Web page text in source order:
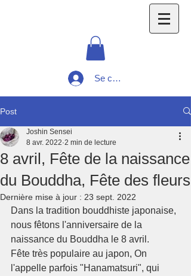
Se connecter
Post
8 avril, Fête de la naissance
du Bouddha, Fête des fleurs
Joshin Sensei
8 avr. 2022 2 min de lecture
Dernière mise à jour : 23 sept. 2022
Dans la tradition bouddhiste japonaise,
nous fêtons l'anniversaire de la
naissance du Bouddha le 8 avril.
Fête très populaire au japon, On
l'appelle parfois "Hanamatsuri", qui